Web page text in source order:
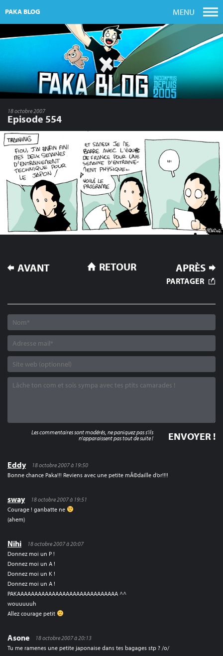
PAKA BLOG MENU
18 octobre 2007
Episode 554
NAVIGATION
DE
AVANT APRÈS
RETOUR
PARTAGER
Eddy
18 octobre 2007 à 19:50
Bonne chance Paka!!! Reviens avec une petite mÃ©daille d’or!!!!
sway
18 octobre 2007 à 19:51
Courage ! ganbatte ne
(ahem)
Nihi
18 octobre 2007 à 20:07
Donnez moi un P !
Donnez moi un A !
Donnez moi un K !
Donnez moi un A !
PAKAAAAAAAAAAAAAAAAAAAAAAAAAAAAA ^^
wouuuuuh
Allez courage petit
Asone
18 octobre 2007 à 20:13
Tu me ramenes une petite japonaise dans tes bagages stp ? /o/
Les commentaires sont modérés, ne paniquez pas s'ils
n'apparaissent pas tout de suite !